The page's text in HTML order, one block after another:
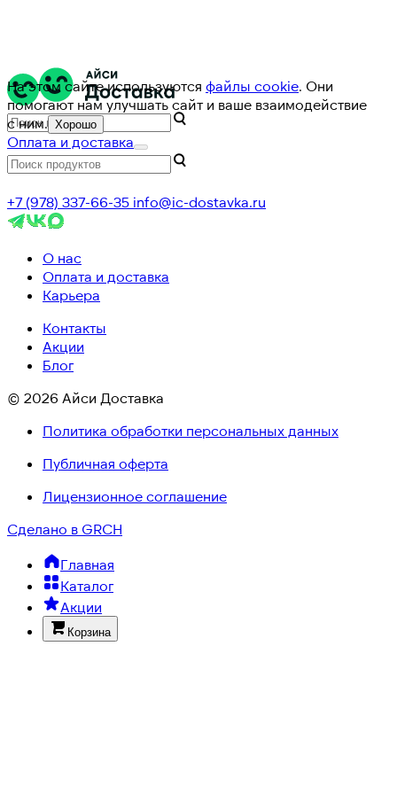
На этом сайте используются файлы cookie. Они
помогают нам улучшать сайт и ваше взаимодействие
с ним. Хорошо
Оплата и доставка
+7 (978) 337-66-35 info@ic-dostavka.ru
О нас
Оплата и доставка
Карьера
Контакты
Акции
Блог
© 2026 Айси Доставка
Политика обработки персональных данных
Публичная оферта
Лицензионное соглашение
Сделано в GRCH
Главная
Каталог
Акции
Корзина